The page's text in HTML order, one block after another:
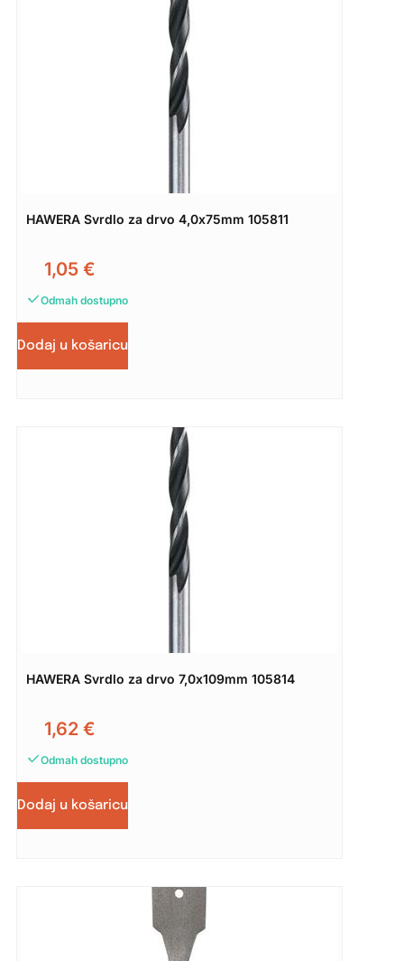
HAWERA Svrdlo za drvo 4,0x75mm 105811
1,05 €
Odmah dostupno
Dodaj u košaricu
HAWERA Svrdlo za drvo 7,0x109mm 105814
1,62 €
Odmah dostupno
Dodaj u košaricu